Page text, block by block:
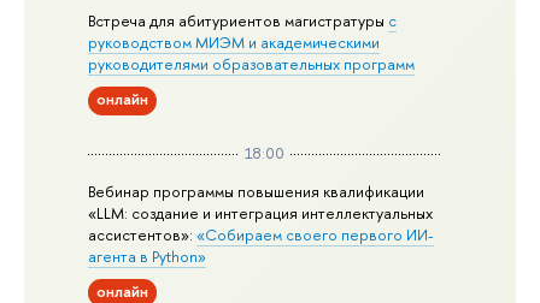
Встреча для абитуриентов магистратуры с
руководством МИЭМ и академическими
руководителями образовательных программ
онлайн
18:00
Вебинар программы повышения квалификации
«LLM: создание и интеграция интеллектуальных
ассистентов»:«Собираем своего первого ИИ-
агента в Python»
онлайн